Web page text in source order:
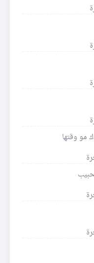
مو وقتها